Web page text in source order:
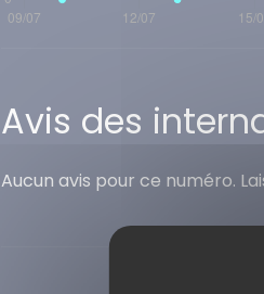
Avis des
Aucun avis pour ce numéro.